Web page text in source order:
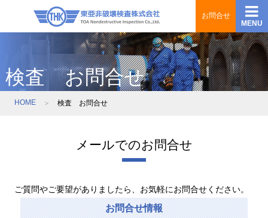
Inspection Co.,Ltd.
お問合せ
MENU
検査 お問合せ
HOME 検査 お問合せ
メールでのお問合せ
ご質問やご要望がありましたら、お気軽にお問合せください。
お問合せ情報